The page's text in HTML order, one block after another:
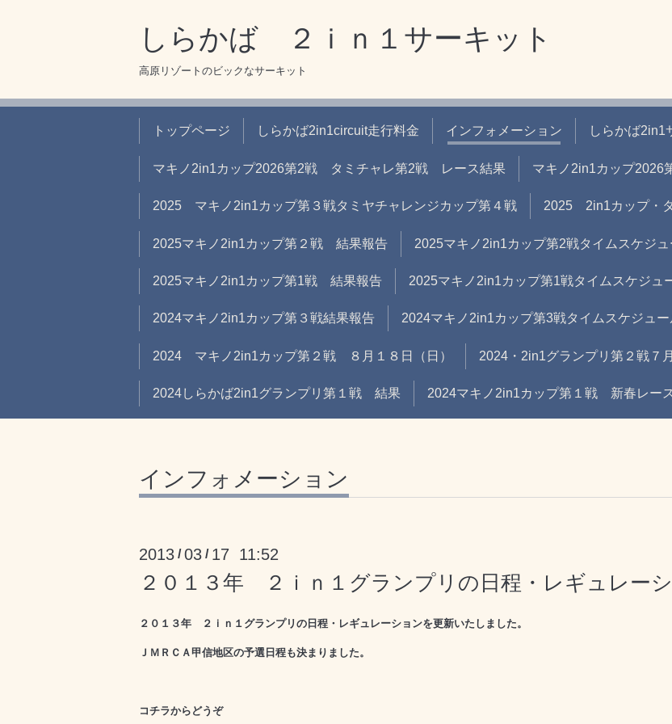
しらかば ２ｉｎ１サーキット
高原リゾートのビックなサーキット
トップページ しらかば2in1circuit走行料金 インフォメーション しらかば2in1
マキノ2in1カップ2026第2戦 タミチャレ第2戦 レース結果 マキノ2in1カップ
2025 マキノ2in1カップ第３戦タミヤチャレンジカップ第４戦 2025 2in1カップ・
2025マキノ2in1カップ第２戦 結果報告 2025マキノ2in1カップ第2戦タイムスケジ
2025マキノ2in1カップ第1戦 結果報告 2025マキノ2in1カップ第1戦タイムスケジュ
2024マキノ2in1カップ第３戦結果報告 2024マキノ2in1カップ第3戦タイムスケジュー
2024 マキノ2in1カップ第２戦 ８月１８日（日） 2024・2in1グランプリ第２戦７
2024しらかば2in1グランプリ第１戦 結果 2024マキノ2in1カップ第１戦 新春レー
インフォメーション
2013 /03 / 17 11:52
２０１３年 ２ｉｎ１グランプリの日程・レギュレー
２０１３年 ２ｉｎ１グランプリの日程・レギュレーションを更新いたしました。
ＪＭＲＣＡ甲信地区の予選日程も決まりました。
コチラからどうぞ